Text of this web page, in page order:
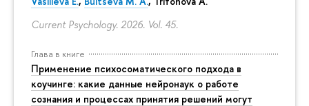
Current Psychology. 2026. Vol. 45.
Глава в книге
Применение психосоматического подхода в
коучинге: какие данные нейронаук о работе
сознания и процессах принятия решений могут